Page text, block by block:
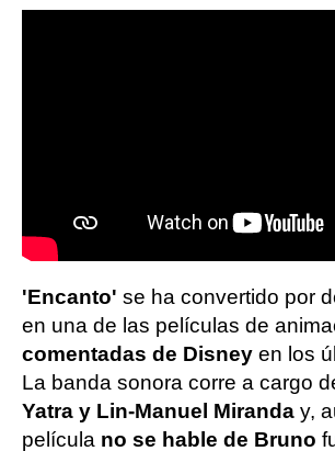
'Encanto' se ha convertido por
en una de las películas de
comentadas de Disney en los
La banda sonora corre a cargo
Yatra y Lin-Manuel Miranda y,
película no se hable de Bruno